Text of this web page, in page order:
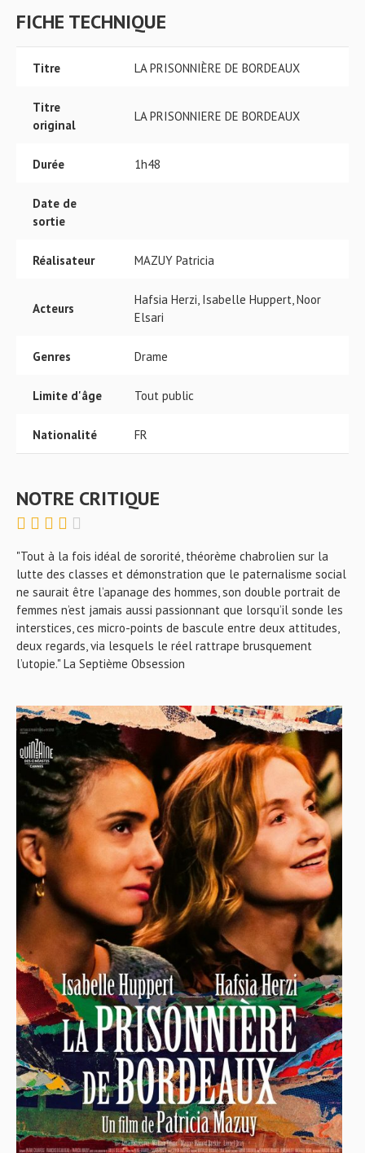
FICHE TECHNIQUE
Titre LA PRISONNIÈRE DE BORDEAUX
Titre
original
LA PRISONNIERE DE BORDEAUX
Durée 1h48
Date de
sortie
Réalisateur MAZUY Patricia
Acteurs
Hafsia Herzi, Isabelle Huppert, Noor
Elsari
Genres Drame
Limite d'âge Tout public
Nationalité FR
NOTRE CRITIQUE
"Tout à la fois idéal de sororité, théorème chabrolien sur la
lutte des classes et démonstration que le paternalisme social
ne saurait être l’apanage des hommes, son double portrait de
femmes n’est jamais aussi passionnant que lorsqu’il sonde les
interstices, ces micro-points de bascule entre deux attitudes,
deux regards, via lesquels le réel rattrape brusquement
l’utopie." La Septième Obsession